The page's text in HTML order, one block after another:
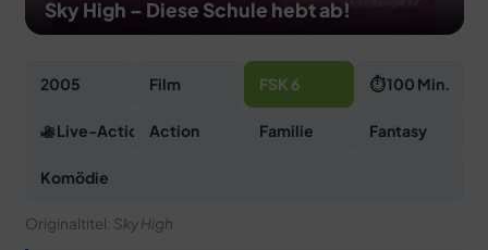
Sky High – Diese Schule hebt ab!
2005 Film FSK 6 ⏱ 100 Min.
Live-Action Action Familie Fantasy
Komödie
Originaltitel: Sky High